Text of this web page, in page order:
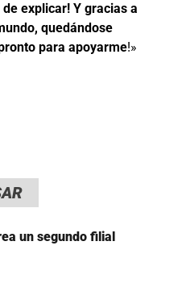
un segundo filial
explicar! Y gracias a
quedándose
para apoyarme!»